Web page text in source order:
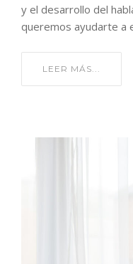
y el desarrollo del
queremos ayudarte a
LEER MÁS...